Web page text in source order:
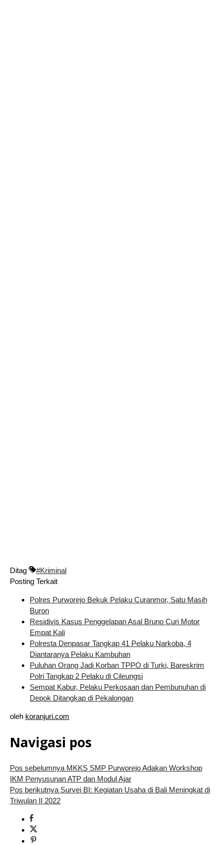
Ditag
#Kriminal
Posting Terkait
Polres Purworejo Bekuk Pelaku Curanmor, Satu Masih
Buron
Residivis Kasus Penggelapan Asal Bruno Curi Motor
Empat Kali
Polresta Denpasar Tangkap 41 Pelaku Narkoba, 4
Diantaranya Pelaku Kambuhan
Puluhan Orang Jadi Korban TPPO di Turki, Bareskrim
Polri Tangkap 2 Pelaku di Cileungsi
Sempat Kabur, Pelaku Perkosaan dan Pembunuhan di
Depok Ditangkap di Pekalongan
oleh koranjuri.com
Navigasi pos
Pos sebelumnyaMKKS SMP Purworejo Adakan Workshop
IKM Penyusunan ATP dan Modul Ajar
Pos berikutnyaSurvei BI: Kegiatan Usaha di Bali Meningkat di
Triwulan II 2022